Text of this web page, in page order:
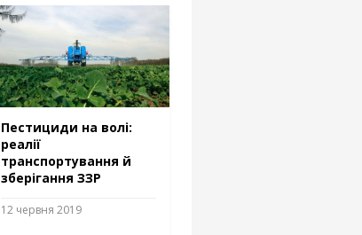
Пестициди на волі:
реалії
транспортування й
зберігання ЗЗР
12 червня 2019